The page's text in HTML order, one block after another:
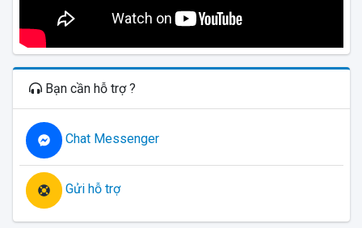
Bạn cần hỗ trợ ?
Chat Messenger
Gửi hỗ trợ